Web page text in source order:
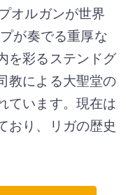
オルガンが世界
が奏でる重厚な
を彩るステンドグ
教による大聖堂の
ています。現在は
おり、リガの歴史